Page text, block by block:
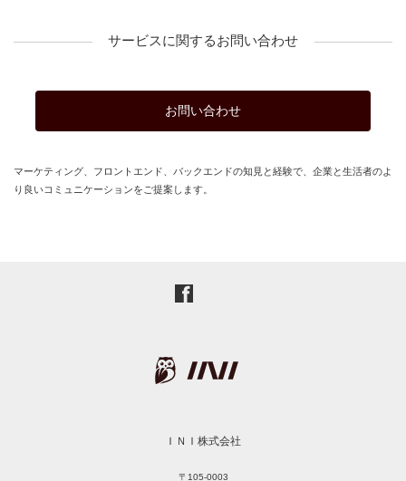
サービスに関するお問い合わせ
お問い合わせ
マーケティング、フロントエンド、バックエンドの知見と経験で、企業と生活者のよ
り良いコミュニケーションをご提案します。
ＩＮＩ株式会社
〒105-0003